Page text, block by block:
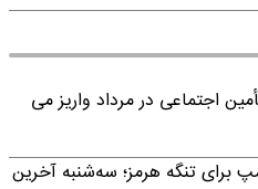
اجتماعی در مرداد واریز می
تنگه هرمز؛ سه‌شنبه آخرین